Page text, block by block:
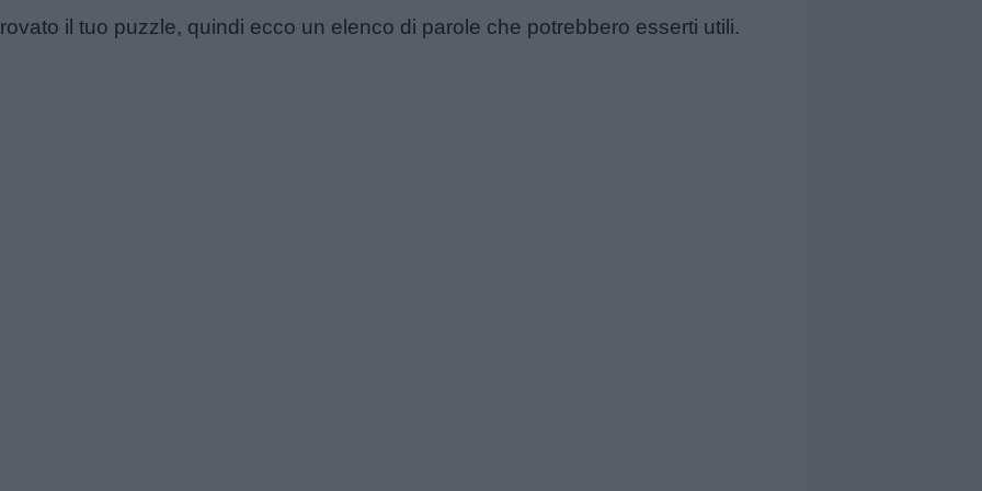
il tuo puzzle, quindi ecco un elenco di parole che potrebbero esserti utili.